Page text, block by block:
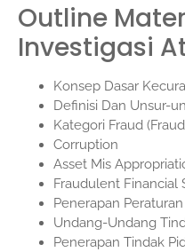
Outline
Investigasi
Konsep Dasar
Definisi Dan Unsur-
Kategori Fraud
Corruption
Asset Mis
Fraudulent Financial
Penerapan
Undang-Undang
Penerapan Tindak